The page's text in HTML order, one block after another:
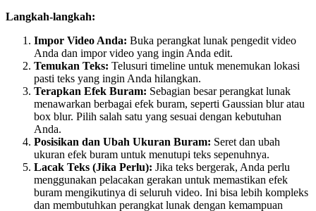
Langkah-langkah:
Impor Video Anda: Buka perangkat lunak pengedit video
Anda dan impor video yang ingin Anda edit.
Temukan Teks: Telusuri timeline untuk menemukan lokasi
pasti teks yang ingin Anda hilangkan.
Terapkan Efek Buram: Sebagian besar perangkat lunak
menawarkan berbagai efek buram, seperti Gaussian blur atau
box blur. Pilih salah satu yang sesuai dengan kebutuhan
Anda.
Posisikan dan Ubah Ukuran Buram: Seret dan ubah
ukuran efek buram untuk menutupi teks sepenuhnya.
Lacak Teks (Jika Perlu): Jika teks bergerak, Anda perlu
menggunakan pelacakan gerakan untuk memastikan efek
buram mengikutinya di seluruh video. Ini bisa lebih kompleks
dan membutuhkan perangkat lunak dengan kemampuan